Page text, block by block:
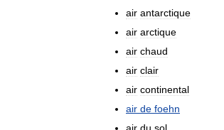
air antarctique
air arctique
air chaud
air clair
air continental
air de foehn